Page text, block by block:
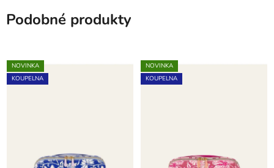
Podobné produkty
NOVINKA
KOUPELNA
NOVINKA
KOUPELNA